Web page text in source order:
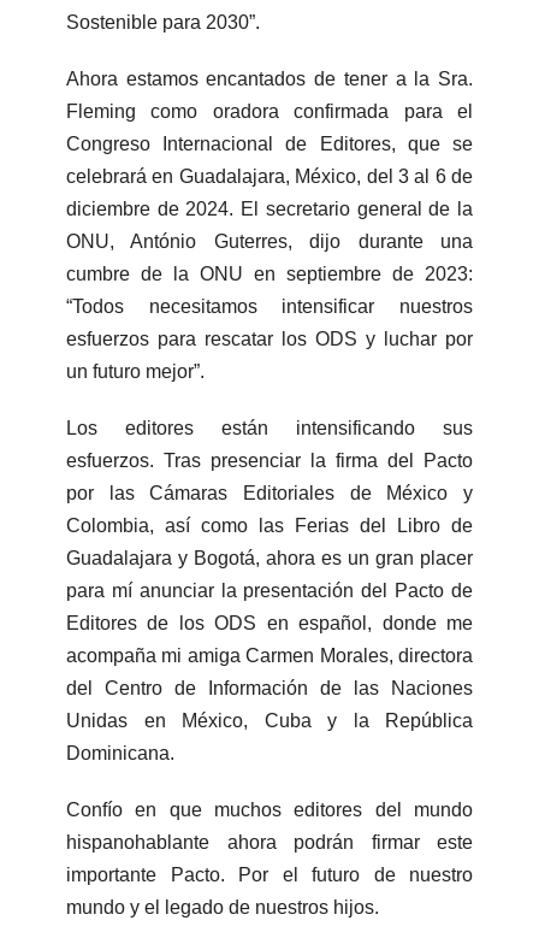
Sostenible para 2030”.
Ahora estamos encantados de tener a la Sra.
Fleming como oradora confirmada para el
Congreso Internacional de Editores, que se
celebrará en Guadalajara, México, del 3 al 6 de
diciembre de 2024. El secretario general de la
ONU, António Guterres, dijo durante una
cumbre de la ONU en septiembre de 2023:
“Todos necesitamos intensificar nuestros
esfuerzos para rescatar los ODS y luchar por
un futuro mejor”.
Los editores están intensificando sus
esfuerzos. Tras presenciar la firma del Pacto
por las Cámaras Editoriales de México y
Colombia, así como las Ferias del Libro de
Guadalajara y Bogotá, ahora es un gran placer
para mí anunciar la presentación del Pacto de
Editores de los ODS en español, donde me
acompaña mi amiga Carmen Morales, directora
del Centro de Información de las Naciones
Unidas en México, Cuba y la República
Dominicana.
Confío en que muchos editores del mundo
hispanohablante ahora podrán firmar este
importante Pacto. Por el futuro de nuestro
mundo y el legado de nuestros hijos.